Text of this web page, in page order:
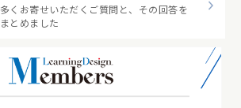
多くお寄せいただくご質問と、その回答を
まとめました